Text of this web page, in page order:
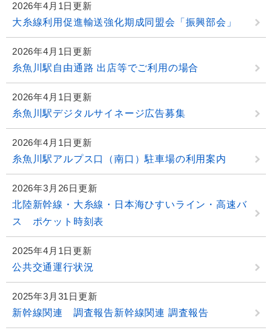
2026年4月1日更新
大糸線利用促進輸送強化期成同盟会「振興部会」
2026年4月1日更新
糸魚川駅自由通路 出店等でご利用の場合
2026年4月1日更新
糸魚川駅デジタルサイネージ広告募集
2026年4月1日更新
糸魚川駅アルプス口（南口）駐車場の利用案内
2026年3月26日更新
北陸新幹線・大糸線・日本海ひすいライン・高速バ
ス ポケット時刻表
2025年4月1日更新
公共交通運行状況
2025年3月31日更新
新幹線関連 調査報告新幹線関連 調査報告